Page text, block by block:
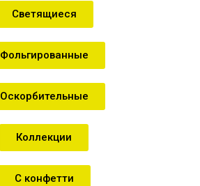
Светящиеся
Фольгированные
Оскорбительные
Коллекции
С конфетти